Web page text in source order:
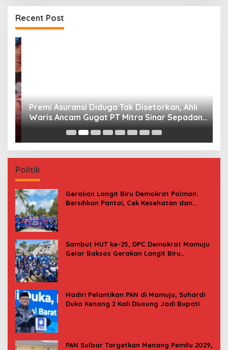
Recent Post
Premi Asuransi Diduga Tak Disetorkan, Ahli
Waris Ancam Gugat PT Mitra Sinar Sepadan
Finance ke PN Mamuju
Politik
Gerakan Langit Biru Demokrat Polman:
Bersihkan Pantai, Cek Kesehatan dan
Sambut HUT ke-25, DPC Demokrat Mamuju
Gelar Baksos Gerakan Langit Biru
Hadiri Pelantikan PAN di Mamuju, Suhardi
Duka Kenang 2 Kali Diusung Jadi Bupati
PAN Sulbar Targetkan Menang Pemilu 2029,